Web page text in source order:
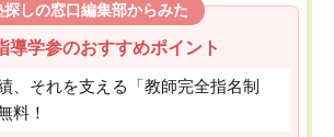
探しの窓口編集部からみた
導学参のおすすめポイント
、それを支える「教師完全指名制
料！